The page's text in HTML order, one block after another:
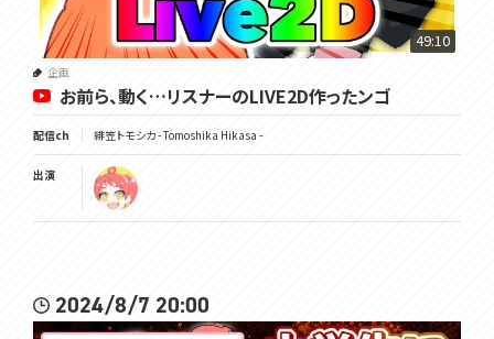
49:10
企画
お前ら、動く…リスナーのLIVE2D作ったンゴ
配信ch 緋笠トモシカ - Tomoshika Hikasa -
出演
2024/8/7 20:00